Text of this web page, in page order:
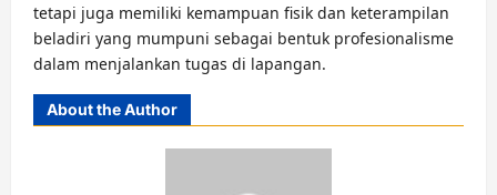
tetapi juga memiliki kemampuan fisik dan keterampilan
beladiri yang mumpuni sebagai bentuk profesionalisme
dalam menjalankan tugas di lapangan.
About the Author